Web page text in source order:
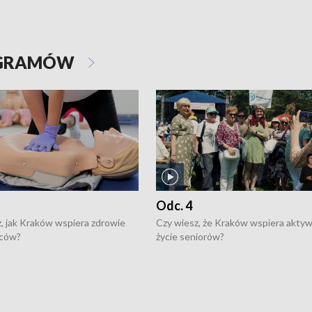
jak Kraków wspiera zdrowie
Odc. 4
Czy wiesz, że Kraków wspiera
życie seniorów?